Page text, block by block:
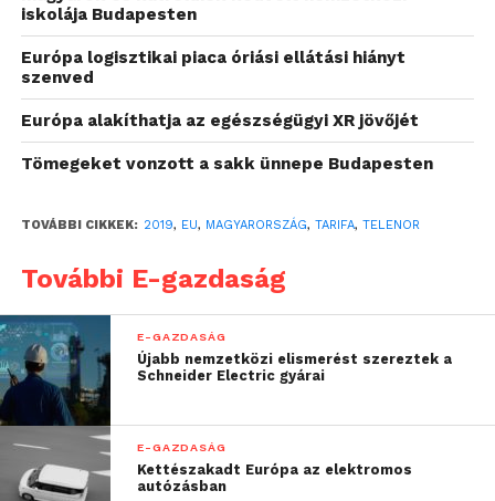
A Telenor 2019-es adatroaming riportjában
európai és melyik, az 1-es díjzónán kívüli
országokban roamingolnak a legtöbbet.
A 2020. január 1-ével életbe lépő szabályozásban
érintett tarifák listája és a megnövekedett
adatkeret mértéke az alábbi linken érhető
el:www.telenor.hu/roamingadatkeret
iskolája Budapesten
Európa logisztikai piaca óriási ellátási hiányt
szenved
Európa alakíthatja az egészségügyi XR jövőjét
Tömegeket vonzott a sakk ünnepe Budapesten
TOVÁBBI CIKKEK: 2019, EU, MAGYARORSZÁG, TARIFA, TELENOR
További E-gazdaság
E-GAZDASÁG
Újabb nemzetközi elismerést szereztek a
Schneider Electric gyárai
E-GAZDASÁG
Kettészakadt Európa az elektromos
autózásban